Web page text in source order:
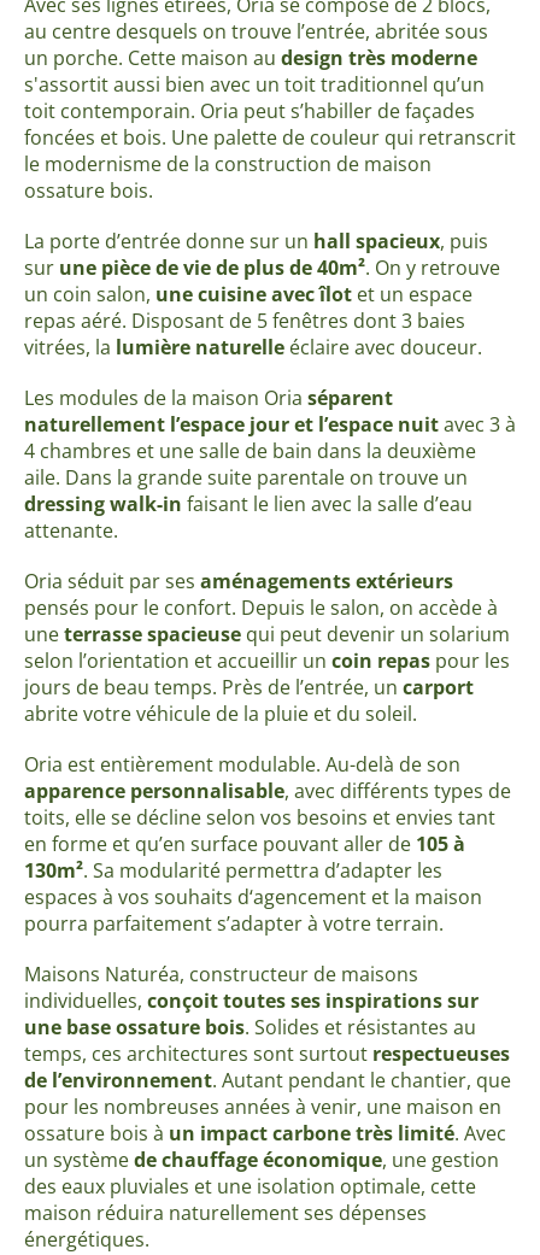
au centre desquels on trouve l’entrée, abritée sous
un porche. Cette maison au design très moderne
s'assortit aussi bien avec un toit traditionnel qu’un
toit contemporain. Oria peut s’habiller de façades
foncées et bois. Une palette de couleur qui retranscrit
le modernisme de la construction de maison
ossature bois.
La porte d’entrée donne sur un hall spacieux, puis
sur une pièce de vie de plus de 40m². On y retrouve
un coin salon, une cuisine avec îlot et un espace
repas aéré. Disposant de 5 fenêtres dont 3 baies
vitrées, la lumière naturelle éclaire avec douceur.
Les modules de la maison Oria séparent
naturellement l’espace jour et l’espace nuitavec 3 à
4 chambres et une salle de bain dans la deuxième
aile. Dans la grande suite parentale on trouve un
dressing walk-in faisant le lien avec la salle d’eau
attenante.
Oria séduit par ses aménagements extérieurs
pensés pour le confort. Depuis le salon, on accède à
uneterrasse spacieuse qui peut devenir un solarium
selon l’orientation et accueillir un coin repas pour les
jours de beau temps. Près de l’entrée, un carport
abrite votre véhicule de la pluie et du soleil.
Oria est entièrement modulable. Au-delà de son
apparence personnalisable, avec différents types de
toits, elle se décline selon vos besoins et envies tant
en forme et qu’en surface pouvant aller de 105 à
130m². Sa modularité permettra d’adapter les
espaces à vos souhaits d‘agencement et la maison
pourra parfaitement s’adapter à votre terrain.
Maisons Naturéa, constructeur de maisons
individuelles, conçoit toutes ses inspirations sur
une base ossature bois. Solides et résistantes au
temps, ces architectures sont surtout respectueuses
de l’environnement. Autant pendant le chantier, que
pour les nombreuses années à venir, une maison en
ossature bois à un impact carbone très limité. Avec
un systèmede chauffage économique, une gestion
des eaux pluviales et une isolation optimale, cette
maison réduira naturellement ses dépenses
énergétiques.